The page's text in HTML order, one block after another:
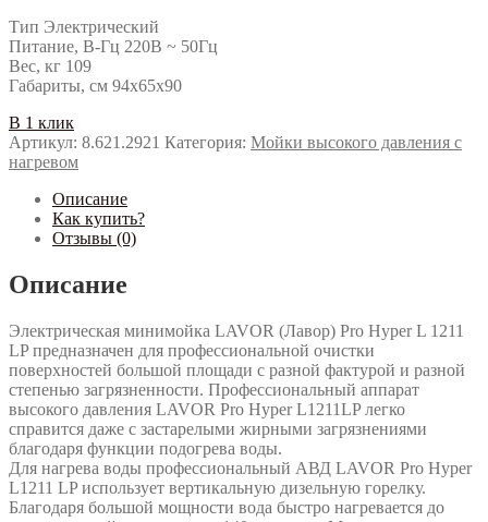
Тип Электрический
Питание, В-Гц 220В ~ 50Гц
Вес, кг 109
Габариты, см 94x65x90
В 1 клик
Артикул: 8.621.2921 Категория: Мойки высокого давления с
нагревом
Описание
Как купить?
Отзывы (0)
Описание
Электрическая минимойка LAVOR (Лавор) Pro Hyper L 1211
LP предназначен для профессиональной очистки
поверхностей большой площади с разной фактурой и разной
степенью загрязненности. Профессиональный аппарат
высокого давления LAVOR Pro Hyper L1211LP легко
справится даже с застарелыми жирными загрязнениями
благодаря функции подогрева воды.
Для нагрева воды профессиональный АВД LAVOR Pro Hyper
L1211 LP использует вертикальную дизельную горелку.
Благодаря большой мощности вода быстро нагревается до